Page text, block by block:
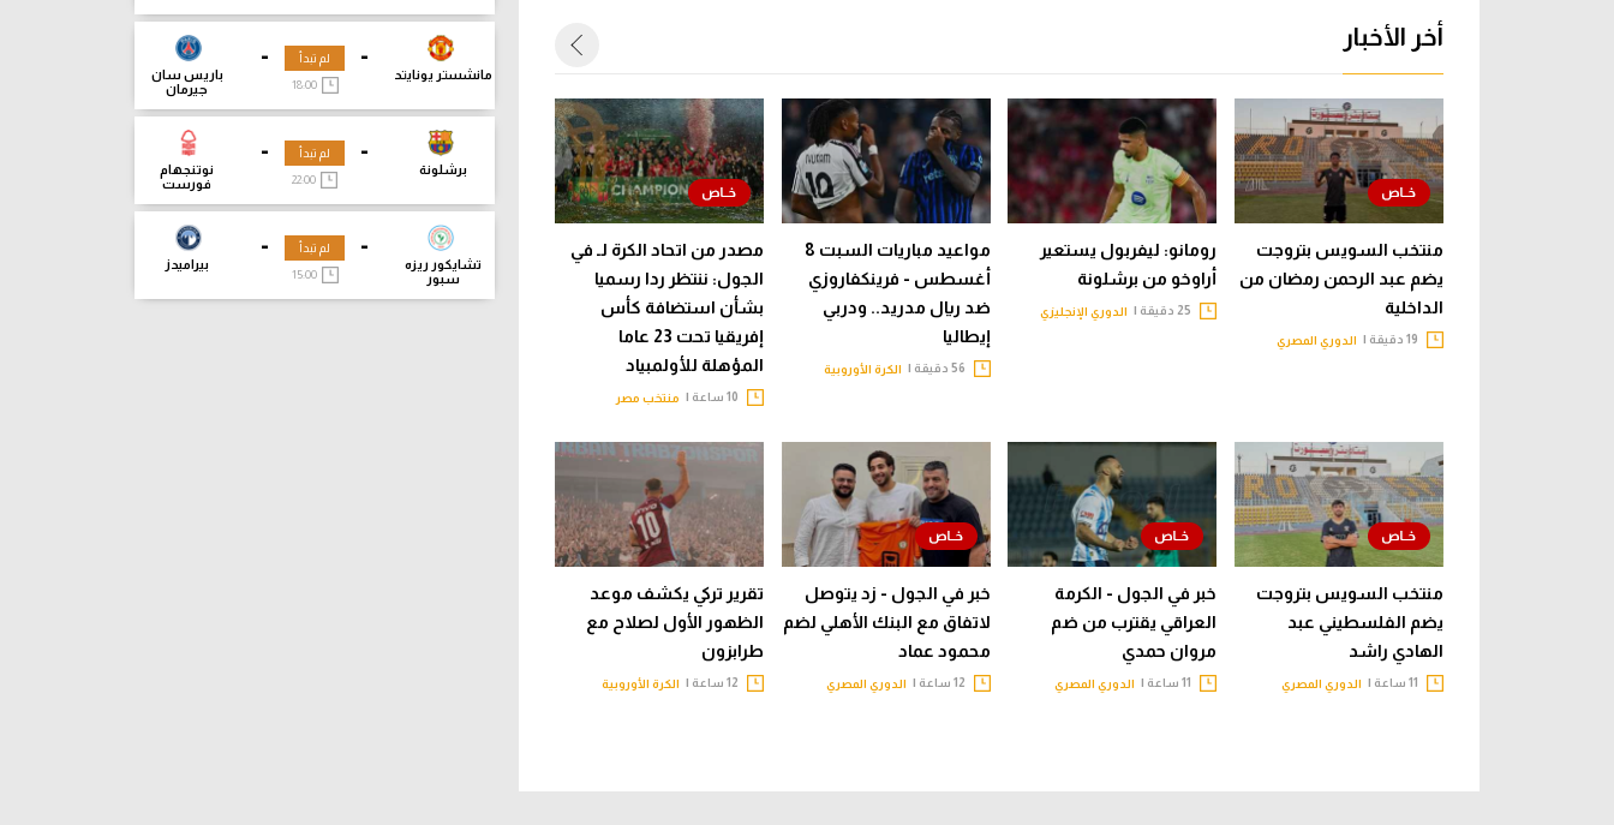
أخر الأخبار
منتخب السويس بتروجت
يضم عبد الرحمن رمضان من
الداخلية
الدوري المصري
رومانو: ليفربول يستعير
أراوخو من برشلونة
الدوري الإنجليزي
مواعيد مباريات السبت 8
أغسطس - فرينكفاروزي
ضد ريال مدريد.. ودربي
إيطاليا
الكرة الأوروبية
مصدر من اتحاد الكرة لـ في
الجول: ننتظر ردا رسميا
بشأن استضافة كأس
إفريقيا تحت 23 عاما
المؤهلة للأولمبياد
منتخب مصر
منتخب السويس بتروجت
يضم الفلسطيني عبد
الهادي راشد
الدوري المصري
خبر في الجول - الكرمة
العراقي يقترب من ضم
مروان حمدي
الدوري المصري
خبر في الجول - زد يتوصل
لاتفاق مع البنك الأهلي لضم
محمود عماد
الدوري المصري
تقرير تركي يكشف موعد
الظهور الأول لصلاح مع
طرابزون
الكرة الأوروبية
-
مانشستر يونايتد
-
باريس سان
جيرمان
لم تبدأ
18:00
-
برشلونة
-
نوتنجهام
فورست
لم تبدأ
-
تشايكور ريزه
سبور
-
بيراميدز
لم تبدأ
15:00